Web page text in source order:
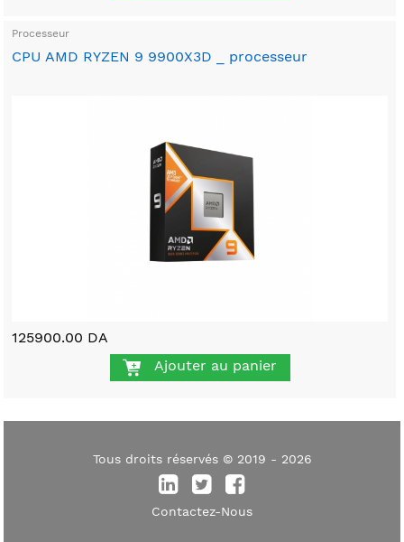
Processeur
CPU AMD RYZEN 9 9900X3D _ processeur
125900.00 DA
Ajouter au panier
Tous droits réservés © 2019 - 2026
Contactez-Nous